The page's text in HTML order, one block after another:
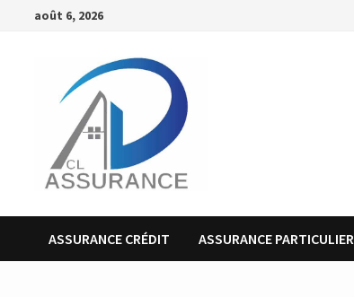
Passeraoût 6, 2026
ASSURANCE CRÉDIT ASSURANCE PARTICULIER